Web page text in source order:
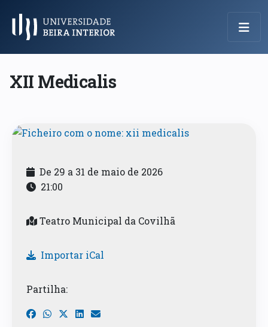
Menu Principal
XII Medicalis
De 29 a 31 de maio de 2026
21:00
Teatro Municipal da Covilhã
Importar iCal
Partilha: